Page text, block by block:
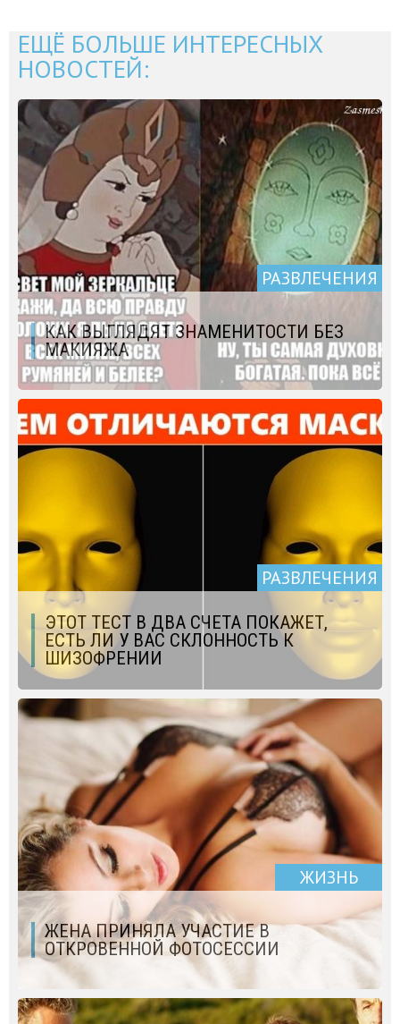
ЕЩЁ БОЛЬШЕ ИНТЕРЕСНЫХ
НОВОСТЕЙ:
РАЗВЛЕЧЕНИЯ
КАК ВЫГЛЯДЯТ ЗНАМЕНИТОСТИ БЕЗ
МАКИЯЖА
РАЗВЛЕЧЕНИЯ
ЭТОТ ТЕСТ В ДВА СЧЕТА ПОКАЖЕТ,
ЕСТЬ ЛИ У ВАС СКЛОННОСТЬ К
ШИЗОФРЕНИИ
ЖИЗНЬ
ЖЕНА ПРИНЯЛА УЧАСТИЕ В
ОТКРОВЕННОЙ ФОТОСЕССИИ